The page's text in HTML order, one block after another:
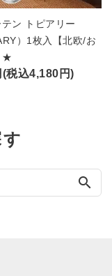
ン トピアリー
）1枚入【北欧/お
★
税込4,180円)
search